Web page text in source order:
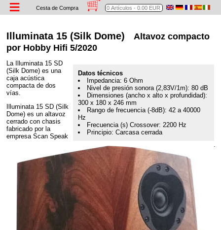
Cesta de Compra
Illuminata 15 (Silk Dome) Altavoz compacto
por Hobby Hifi 5/2020
Datos técnicos
Impedancia: 6 Ohm
Nivel de presión sonora (2,83V/1m): 80 dB
Dimensiones (ancho x alto x profundidad):
300 x 180 x 246 mm
Rango de frecuencia (-8dB): 42 a 40000
Hz
Frecuencia (s) Crossover: 2200 Hz
Principio: Carcasa cerrada
La Illuminata 15 SD
(Silk Dome) es una
caja acústica
compacta de dos
vías.
Illuminata 15 SD (Silk
Dome) es un altavoz
cerrado con chasis
fabricado por la
empresa Scan Speak
.